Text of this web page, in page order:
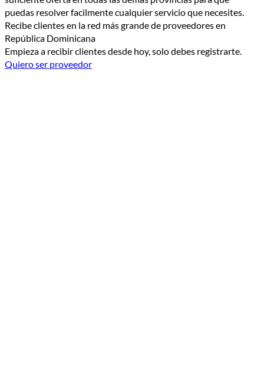
puedas resolver facilmente cualquier servicio que necesites.
Recibe clientes en la red más grande de proveedores en
República Dominicana
Empieza a recibir clientes desde hoy, solo debes registrarte.
Quiero ser proveedor